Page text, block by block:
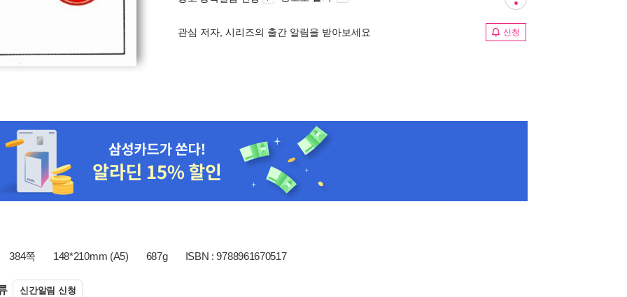
관심 저자, 시리즈의 출간 알림을 받아보세요 신청
384쪽 148*210mm (A5) 687g ISBN : 9788961670517
신간알림 신청